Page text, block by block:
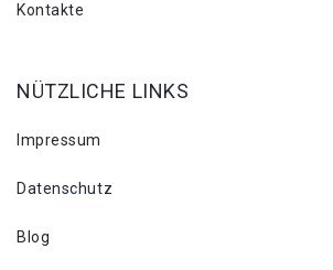
Kontakte
NÜTZLICHE LINKS
Impressum
Datenschutz
Blog